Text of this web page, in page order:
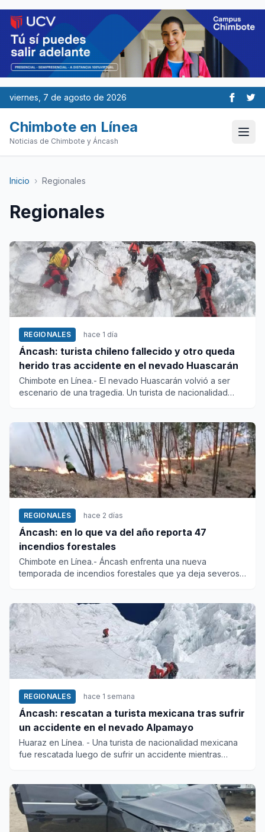
viernes, 7 de agosto de 2026
Chimbote en Línea
Noticias de Chimbote y Áncash
Inicio › Regionales
Regionales
REGIONALES hace 1 día
Áncash: turista chileno fallecido y otro queda
herido tras accidente en el nevado Huascarán
Chimbote en Línea.- El nevado Huascarán volvió a ser
escenario de una tragedia. Un turista de nacionalidad
REGIONALES hace 2 días
Áncash: en lo que va del año reporta 47
incendios forestales
Chimbote en Línea.- Áncash enfrenta una nueva
temporada de incendios forestales que ya deja severos
REGIONALES hace 1 semana
Áncash: rescatan a turista mexicana tras sufrir
un accidente en el nevado Alpamayo
Huaraz en Línea. - Una turista de nacionalidad mexicana
fue rescatada luego de sufrir un accidente mientras